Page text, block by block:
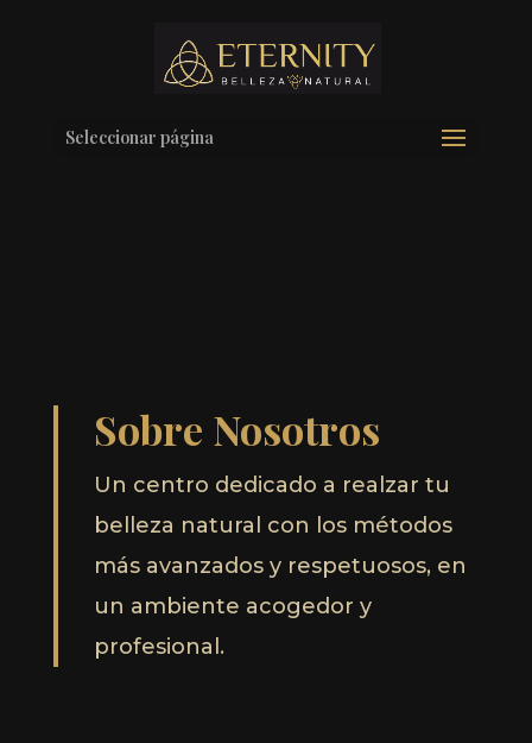
Seleccionar página
Sobre Nosotros
Un centro dedicado a realzar tu
belleza natural con los métodos
más avanzados y respetuosos, en
un ambiente acogedor y
profesional.